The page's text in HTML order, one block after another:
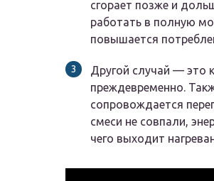
сгорает позже и
работать в полную
повышается
Другой случай — это
преждевременно.
сопровождается
смеси не совпали,
чего выходит